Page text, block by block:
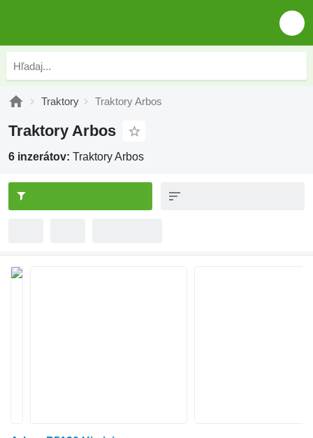
Traktory Traktory Arbos
Traktory Arbos
6 inzerátov: Traktory Arbos